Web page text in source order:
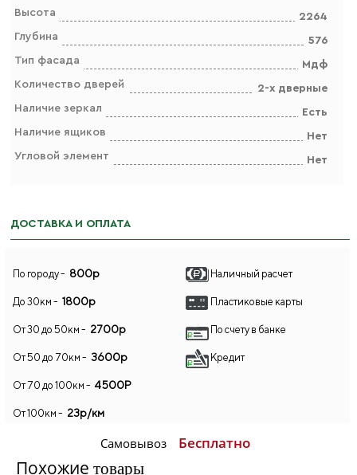
Высота
2264
Глубина
576
Тип фасада
Мдф
Количество дверей
2-х дверные
Наличие зеркал
Есть
Наличие ящиков
Нет
Угловой элемент
Нет
ДОСТАВКА И ОПЛАТА
По городу - 800р
До 30км - 1800р
От 30 до 50км - 2700р
От 50 до 70км - 3600р
От 70 до 100км - 4500Р
От 100км - 23р/км
Самовывоз Бесплатно
Наличный расчет
Пластиковые карты
По счету в банке
Кредит
Похожие товары